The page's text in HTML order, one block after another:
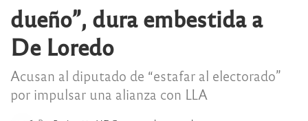
dueño”, dura embestida a
De Loredo
Acusan al diputado de “estafar al electorado”
por impulsar una alianza con LLA